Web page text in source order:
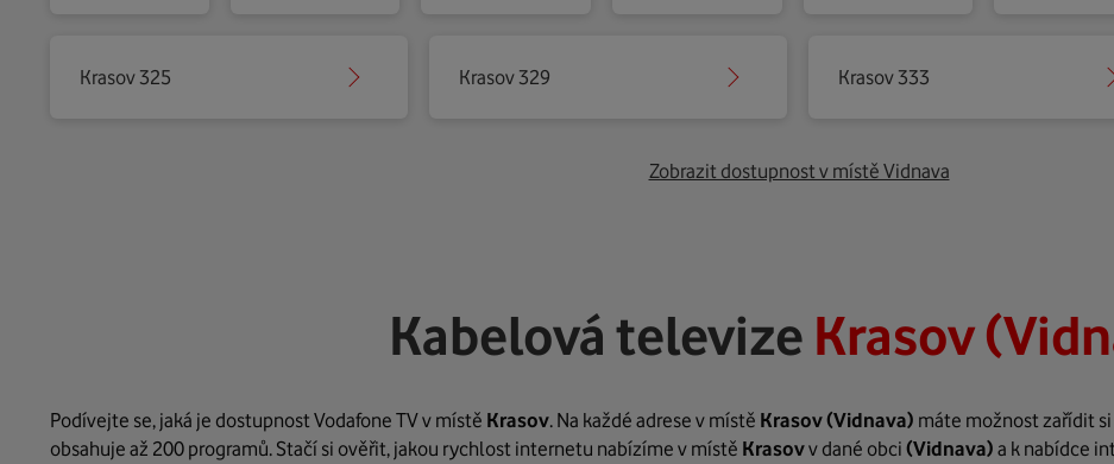
Krasov 325 Krasov 329 Krasov 333
Zobrazit dostupnost v místě Vidnava
Kabelová televize Krasov
Podívejte se, jaká je dostupnost Vodafone TV v místě Krasov. Na každé adrese v místě Krasov(Vidnava) máte možnost zařídit
obsahuje až 200 programů. Stačí si ověřit, jakou rychlost internetu nabízíme v místě Krasovv dané obci (Vidnava) a k nabídce